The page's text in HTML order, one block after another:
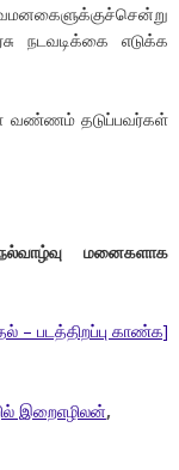
நடவடிக்கை எடுக்க
வண்ணம் தடுப்பவர்கள்
மனைகளாக
– படத்திறப்பு காண்க]
இறைஎழிலன்,